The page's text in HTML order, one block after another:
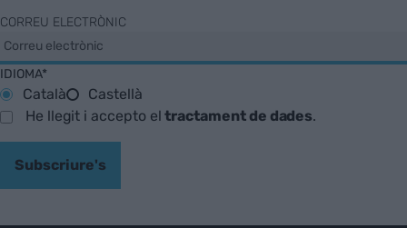
CORREU ELECTRÒNIC
IDIOMA*
Català
Castellà
He llegit i accepto eltractament de dades.
Subscriure's